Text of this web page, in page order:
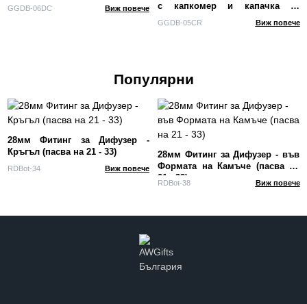
GGDB-06DC Виж повече
с капкомер и капачка за
капкомер с детска защита
GGDB-05CR Виж повече
Популярни
28мм Фитинг за Дифузер -
Кръгъл (пасва на 21 - 33)
RDBot-34 Виж повече
28мм Фитинг за Дифузер - във
Формата на Камъче (пасва на
21 - 33)
RDBot-38 Виж повече